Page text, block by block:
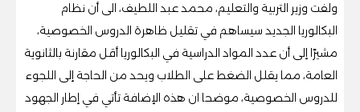
ولفت وزير التربية والتعليم، محمد عبد اللطيف، الى أن نظام
البكالوريا الجديد سيساهم في تقليل ظاهرة الدروس الخصوصية،
مشيرًا إلى أن عدد المواد الدراسية في البكالوريا أقل مقارنة بالثانوية
العامة، مما يقلل الضغط على الطلاب ويحد من الحاجة إلى اللجوء
للدروس الخصوصية، موضحا ان هذه الإضافة تأتي في إطار الجهود